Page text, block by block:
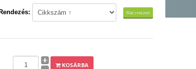
Rendezés: Rácsnézet
KOSÁRBA